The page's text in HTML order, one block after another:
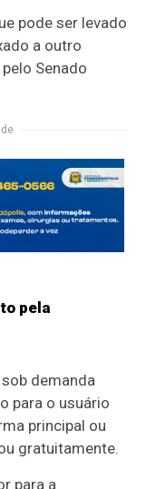
pode ser levado
a outro
Senado
pela
demanda
para o usuário
principal ou
gratuitamente.
para a